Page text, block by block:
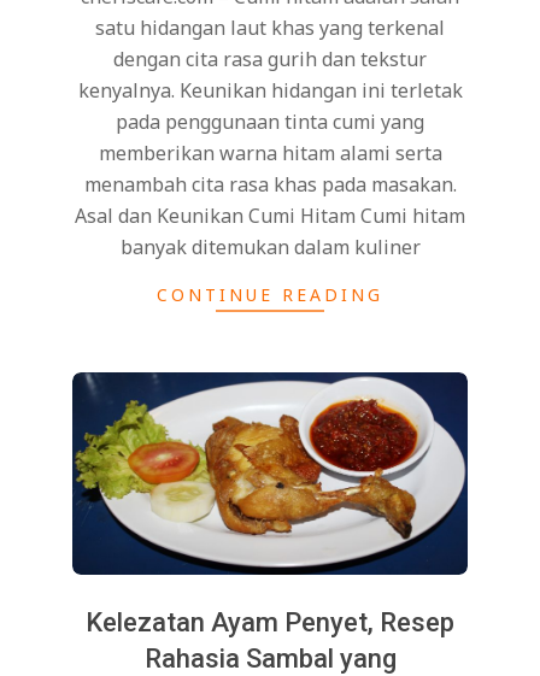
satu hidangan laut khas yang terkenal
dengan cita rasa gurih dan tekstur
kenyalnya. Keunikan hidangan ini terletak
pada penggunaan tinta cumi yang
memberikan warna hitam alami serta
menambah cita rasa khas pada masakan.
Asal dan Keunikan Cumi Hitam Cumi hitam
banyak ditemukan dalam kuliner
CONTINUE READING
Kelezatan Ayam Penyet, Resep
Rahasia Sambal yang